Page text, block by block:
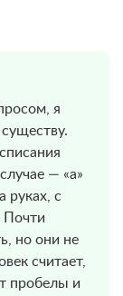
я
— «а»
руках, с
Почти
но они не
считает,
пробелы и